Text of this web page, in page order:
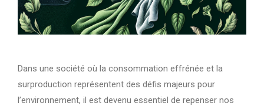
Dans une société où la consommation effrénée et la
surproduction représentent des défis majeurs pour
l’environnement, il est devenu essentiel de repenser nos